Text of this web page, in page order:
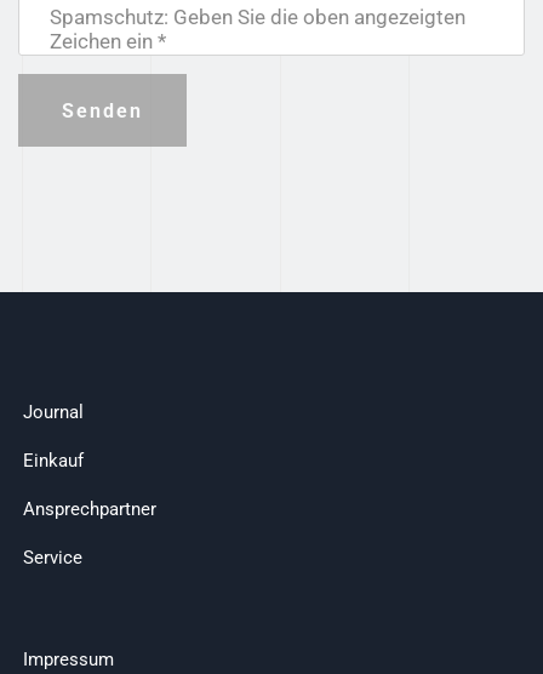
Spamschutz: Geben Sie die oben angezeigten
Zeichen ein *
Senden
Journal
Einkauf
Ansprechpartner
Service
Impressum